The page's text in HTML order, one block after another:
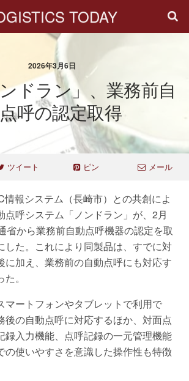
TODAY
2026年3月6日
ドラン」、業務前自
呼の認定取得
ツイート ピン メール
報システム（長崎市）との共創によ
点呼システム「ノンドラン」が、2月
省から業務前自動点呼機器の認定を取
した。これにより同製品は、すでに対
に加え、業務前の自動点呼にも対応す
。
マートフォンやタブレットで利用で
後の自動点呼に対応するほか、対面点
録入力機能、点呼記録の一元管理機能
の使いやすさを意識した操作性も特徴